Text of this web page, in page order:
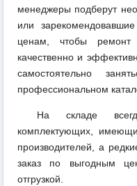
менеджеры подберут
или
ценам, чтобы ремонт
качественно и
самостоятельно
профессиональном
На складе
комплектующих,
производителей, а
заказ по выгодным
отгрузкой.